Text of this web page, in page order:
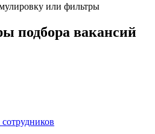
или фильтры
подбора вакансий